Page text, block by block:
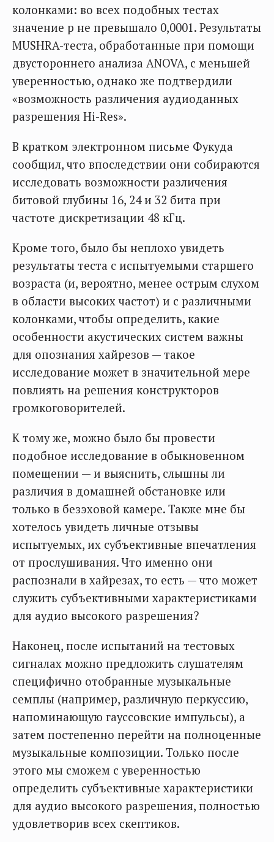
колонками: во всех подобных тестах
значение p не превышало 0,0001. Результаты
MUSHRA-теста, обработанные при помощи
двустороннего анализа ANOVA, с меньшей
уверенностью, однако же подтвердили
«возможность различения аудиоданных
разрешения Hi-Res».
В кратком электронном письме Фукуда
сообщил, что впоследствии они собираются
исследовать возможности различения
битовой глубины 16, 24 и 32 бита при
частоте дискретизации 48 кГц.
Кроме того, было бы неплохо увидеть
результаты теста с испытуемыми старшего
возраста (и, вероятно, менее острым слухом
в области высоких частот) и с различными
колонками, чтобы определить, какие
особенности акустических систем важны
для опознания хайрезов — такое
исследование может в значительной мере
повлиять на решения конструкторов
громкоговорителей.
К тому же, можно было бы провести
подобное исследование в обыкновенном
помещении — и выяснить, слышны ли
различия в домашней обстановке или
только в безэховой камере. Также мне бы
хотелось увидеть личные отзывы
испытуемых, их субъективные впечатления
от прослушивания. Что именно они
распознали в хайрезах, то есть — что может
служить субъективными характеристиками
для аудио высокого разрешения?
Наконец, после испытаний на тестовых
сигналах можно предложить слушателям
специфично отобранные музыкальные
семплы (например, различную перкуссию,
напоминающую гауссовские импульсы), а
затем постепенно перейти на полноценные
музыкальные композиции. Только после
этого мы сможем с уверенностью
определить субъективные характеристики
для аудио высокого разрешения, полностью
удовлетворив всех скептиков.